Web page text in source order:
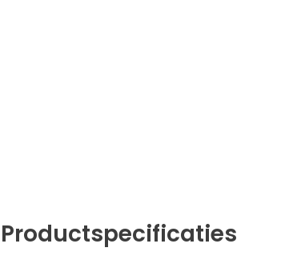
Productspecificaties